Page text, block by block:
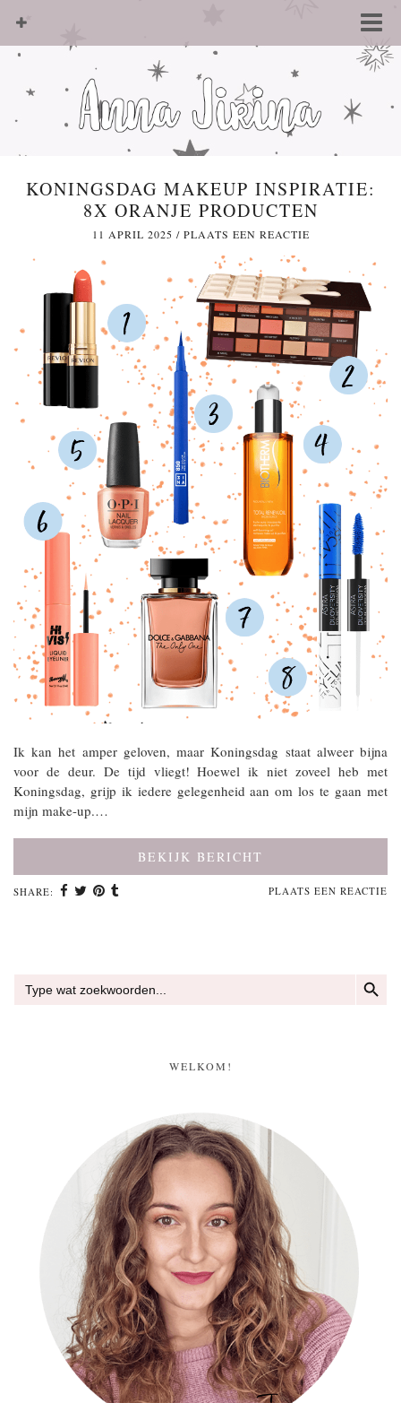
KONINGSDAG MAKEUP INSPIRATIE:
8X ORANJE PRODUCTEN
11 APRIL 2025 / PLAATS EEN REACTIE
Ik kan het amper geloven, maar Koningsdag staat alweer bijna
voor de deur. De tijd vliegt! Hoewel ik niet zoveel heb met
Koningsdag, grijp ik iedere gelegenheid aan om los te gaan met
mijn make-up.…
BEKIJK BERICHT
SHARE: PLAATS EEN REACTIE
naar:
WELKOM!